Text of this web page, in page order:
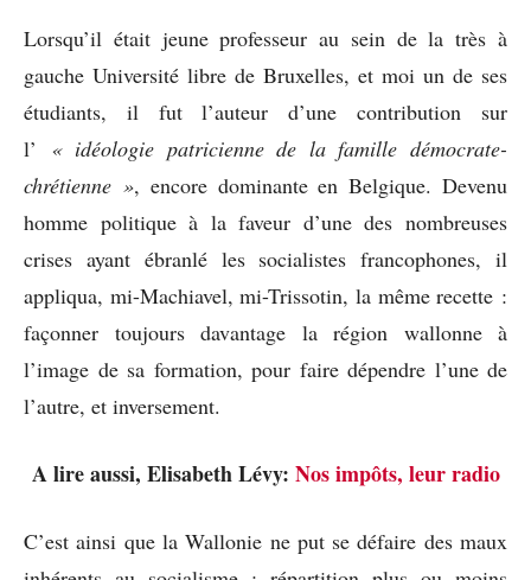
Lorsqu’il était jeune professeur au sein de la très à
gauche Université libre de Bruxelles, et moi un de ses
étudiants, il fut l’auteur d’une contribution sur
l’ « idéologie patricienne de la famille démocrate-
chrétienne », encore dominante en Belgique. Devenu
homme politique à la faveur d’une des nombreuses
crises ayant ébranlé les socialistes francophones, il
appliqua, mi-Machiavel, mi-Trissotin, la même recette :
façonner toujours davantage la région wallonne à
l’image de sa formation, pour faire dépendre l’une de
l’autre, et inversement.
A lire aussi, Elisabeth Lévy: Nos impôts, leur radio
C’est ainsi que la Wallonie ne put se défaire des maux